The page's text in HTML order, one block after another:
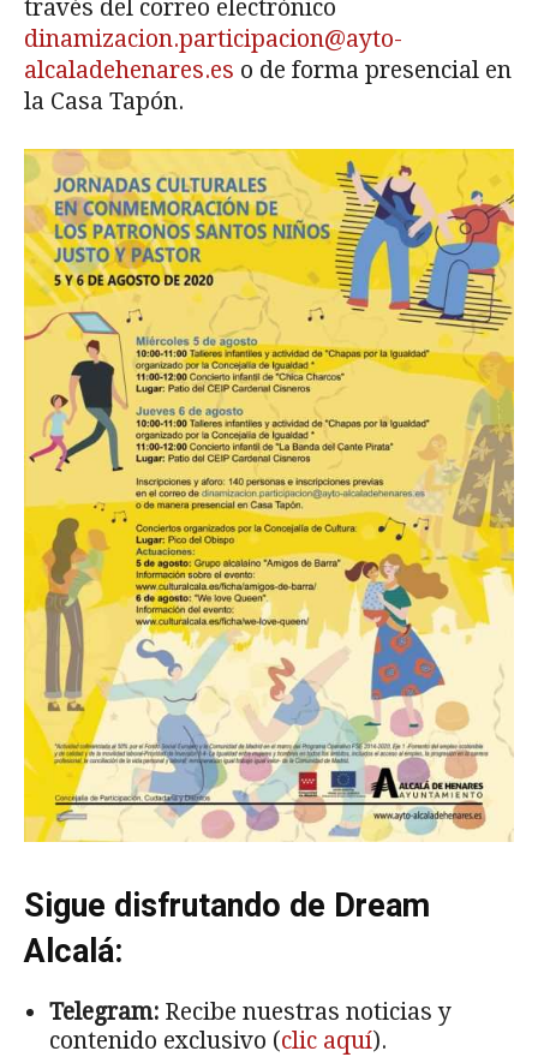
través del correo electrónico
dinamizacion.participacion@ayto-
alcaladehenares.es o de forma presencial en
la Casa Tapón.
Sigue disfrutando de Dream
Alcalá:
Telegram: Recibe nuestras noticias y
contenido exclusivo (clic aquí).